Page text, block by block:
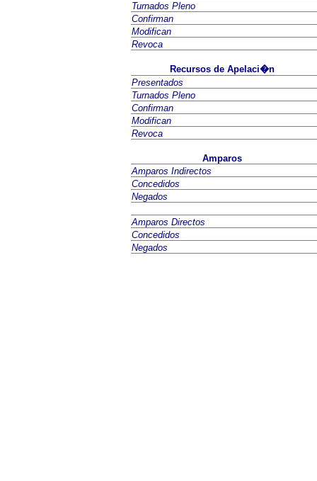
Turnados Pleno
Confirman
Modifican
Revoca
Recursos de Apelaci�n
Presentados
Turnados Pleno
Confirman
Modifican
Revoca
Amparos
Amparos Indirectos
Concedidos
Negados
Amparos Directos
Concedidos
Negados